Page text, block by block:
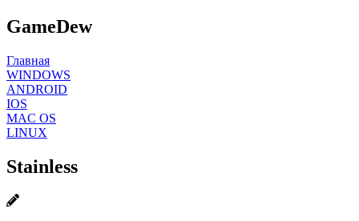
GameDew
Главная
WINDOWS
ANDROID
IOS
MAC OS
LINUX
Stainless